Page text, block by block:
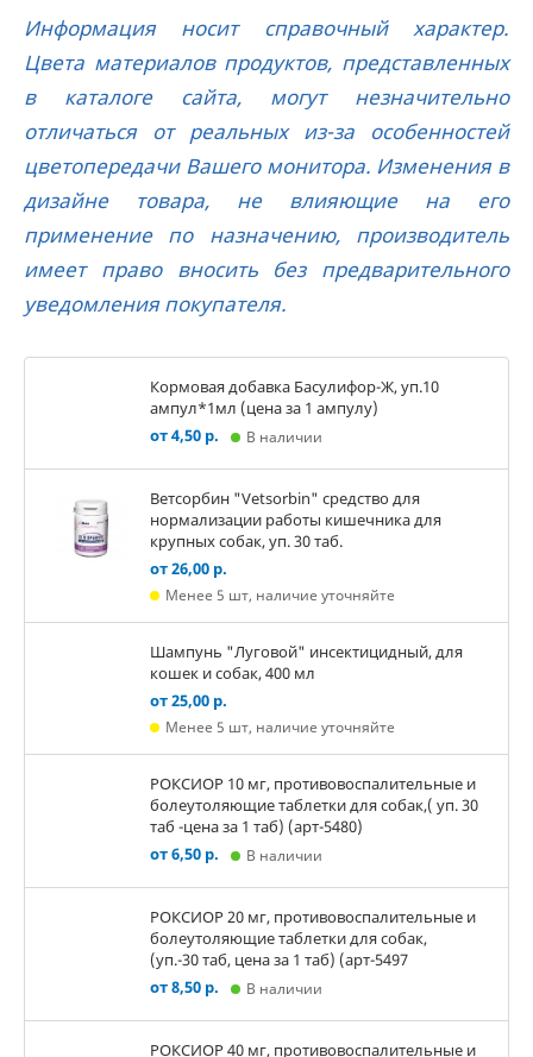
Информация носит справочный характер.
Цвета материалов продуктов, представленных
в каталоге сайта, могут незначительно
отличаться от реальных из-за особенностей
цветопередачи Вашего монитора. Изменения в
дизайне товара, не влияющие на его
применение по назначению, производитель
имеет право вносить без предварительного
уведомления покупателя.
Кормовая добавка Басулифор-Ж, уп.10
ампул*1мл (цена за 1 ампулу)
от 4,50 р.
В наличии
Ветсорбин "Vetsorbin" средство для
нормализации работы кишечника для
крупных собак, уп. 30 таб.
от 26,00 р.
Менее 5 шт, наличие уточняйте
Шампунь "Луговой" инсектицидный, для
кошек и собак, 400 мл
от 25,00 р.
Менее 5 шт, наличие уточняйте
РОКСИОР 10 мг, противовоспалительные и
болеутоляющие таблетки для собак,( уп. 30
таб -цена за 1 таб) (арт-5480)
от 6,50 р.
В наличии
РОКСИОР 20 мг, противовоспалительные и
болеутоляющие таблетки для собак,
(уп.-30 таб, цена за 1 таб) (арт-5497
от 8,50 р.
В наличии
РОКСИОР 40 мг, противовоспалительные и